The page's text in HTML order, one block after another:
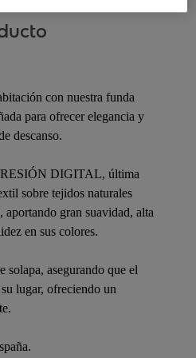
con nuestra funda
para ofrecer elegancia y
descanso.
DIGITAL, última
sobre tejidos naturales
gran suavidad, alta
en sus colores.
solapa, asegurando que el
lugar, ofreciendo un